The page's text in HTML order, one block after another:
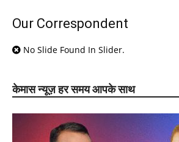
Our Correspondent
No Slide Found In Slider.
केमास न्यूज़ हर समय आपके साथ